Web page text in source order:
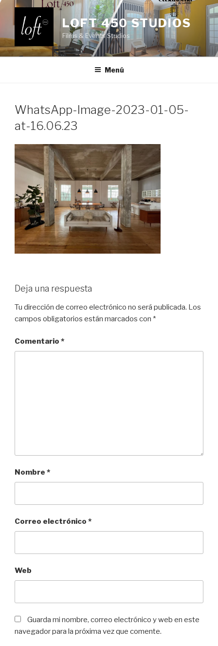
Saltar
contenido
LOFT 450 STUDIOS
Films & Events Studios
Menú
WhatsApp-Image-2023-01-05-
at-16.06.23
Deja una respuesta
Tu dirección de correo electrónico no será publicada. Los
campos obligatorios están marcados con *
Comentario *
Nombre *
Correo electrónico *
Web
Guarda mi nombre, correo electrónico y web en este
navegador para la próxima vez que comente.